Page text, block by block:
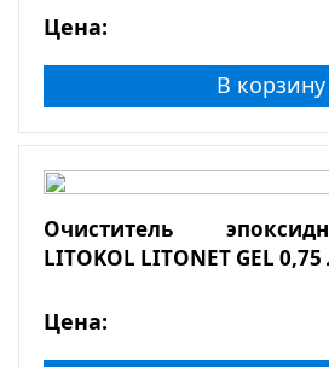
Цена:
В корзину
Очиститель
LITOKOL LITONET GEL 0,75
Цена: